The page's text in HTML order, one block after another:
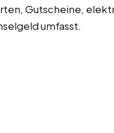
Gutscheine,
umfasst.